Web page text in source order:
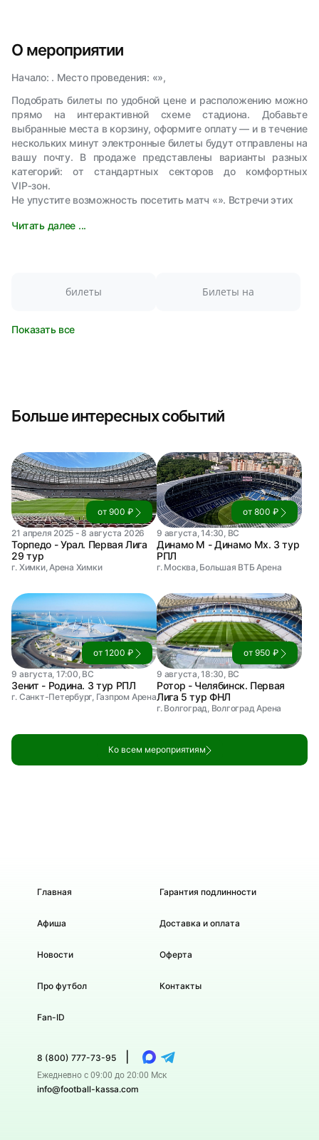
О мероприятии
Начало: . Место проведения: «»,
Подобрать билеты по удобной цене и расположению можно
прямо на интерактивной схеме стадиона. Добавьте
выбранные места в корзину, оформите оплату — и в течение
нескольких минут электронные билеты будут отправлены на
вашу почту. В продаже представлены варианты разных
категорий: от стандартных секторов до комфортных
VIP‑зон.
Не упустите возможность посетить матч «». Встречи этих
Читать далее ...
билеты Билеты на
Показать все
Больше интересных событий
от 900 ₽
21 апреля 2025 - 8 августа 2026
Торпедо - Урал. Первая Лига
29 тур
г. Химки, Арена Химки
от 800 ₽
9 августа, 14:30, ВС
Динамо М - Динамо Мх. 3 тур
РПЛ
г. Москва, Большая ВТБ Арена
от 1200 ₽
9 августа, 17:00, ВС
Зенит - Родина. 3 тур РПЛ
г. Санкт-Петербург, Газпром Арена
от 950 ₽
9 августа, 18:30, ВС
Ротор - Челябинск. Первая
Лига 5 тур ФНЛ
г. Волгоград, Волгоград Арена
Ко всем мероприятиям
Главная
Афиша
Новости
Про футбол
Fan-ID
Гарантия подлинности
Доставка и оплата
Оферта
Контакты
8 (800) 777-73-95
Ежедневно с 09:00 до 20:00 Мск
info@football-kassa.com